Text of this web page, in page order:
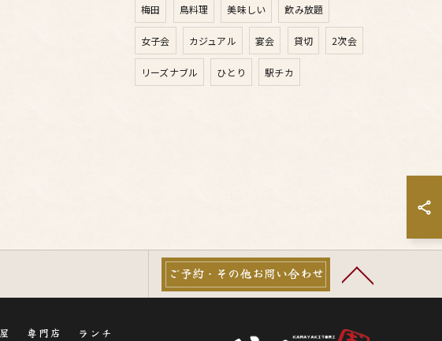
梅田 鳥料理 美味しい 飲み放題
女子会 カジュアル 宴会 貸切 2次会
リーズナブル ひとり 駅チカ
ご予約・その他お問い合わせ
専門店
ランチ